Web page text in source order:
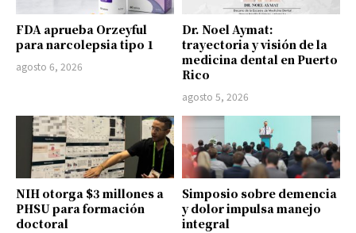
FDA aprueba Orzeyful
para narcolepsia tipo 1
agosto 6, 2026
Dr. Noel Aymat:
trayectoria y visión de la
medicina dental en Puerto
Rico
agosto 5, 2026
NIH otorga $3 millones a
PHSU para formación
doctoral
Simposio sobre demencia
y dolor impulsa manejo
integral